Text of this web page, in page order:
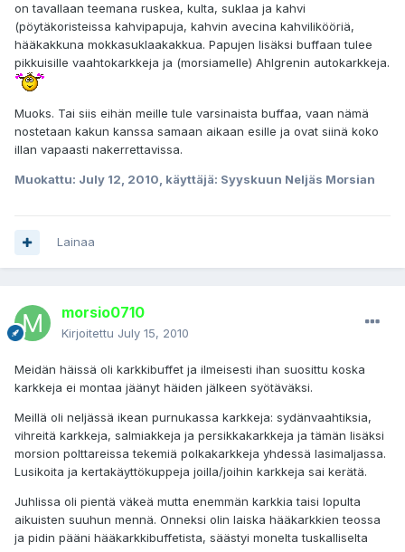
on tavallaan teemana ruskea, kulta, suklaa ja kahvi
(pöytäkoristeissa kahvipapuja, kahvin avecina kahvilikööriä,
hääkakkuna mokkasuklaakakkua. Papujen lisäksi buffaan tulee
pikkuisille vaahtokarkkeja ja (morsiamelle) Ahlgrenin autokarkkeja.
Muoks. Tai siis eihän meille tule varsinaista buffaa, vaan nämä
nostetaan kakun kanssa samaan aikaan esille ja ovat siinä koko
illan vapaasti nakerrettavissa.
Muokattu: July 12, 2010, käyttäjä: Syyskuun Neljäs Morsian
Lainaa
morsio0710
Kirjoitettu July 15, 2010
Meidän häissä oli karkkibuffet ja ilmeisesti ihan suosittu koska
karkkeja ei montaa jäänyt häiden jälkeen syötäväksi.
Meillä oli neljässä ikean purnukassa karkkeja: sydänvaahtiksia,
vihreitä karkkeja, salmiakkeja ja persikkakarkkeja ja tämän lisäksi
morsion polttareissa tekemiä polkakarkkeja yhdessä lasimaljassa.
Lusikoita ja kertakäyttökuppeja joilla/joihin karkkeja sai kerätä.
Juhlissa oli pientä väkeä mutta enemmän karkkia taisi lopulta
aikuisten suuhun mennä. Onneksi olin laiska hääkarkkien teossa
ja pidin pääni hääkarkkibuffetista, säästyi monelta tuskalliselta